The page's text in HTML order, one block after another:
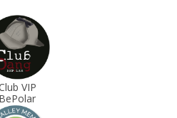
VIP
BePolar